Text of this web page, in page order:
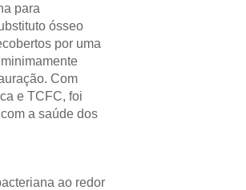
para
ósseo
por uma
Com
e TCFC, foi
a saúde dos
ao redor